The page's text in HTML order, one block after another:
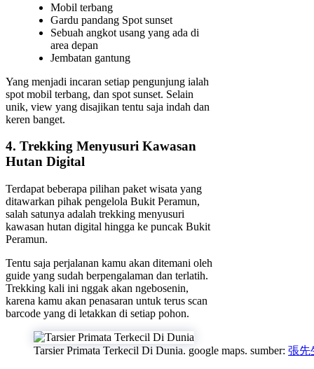
Mobil terbang
Gardu pandang Spot sunset
Sebuah angkot usang yang ada di
area depan
Jembatan gantung
Yang menjadi incaran setiap pengunjung ialah
spot mobil terbang, dan spot sunset. Selain
unik, view yang disajikan tentu saja indah dan
keren banget.
4. Trekking Menyusuri Kawasan
Hutan Digital
Terdapat beberapa pilihan paket wisata yang
ditawarkan pihak pengelola Bukit Peramun,
salah satunya adalah trekking menyusuri
kawasan hutan digital hingga ke puncak Bukit
Peramun.
Tentu saja perjalanan kamu akan ditemani oleh
guide yang sudah berpengalaman dan terlatih.
Trekking kali ini nggak akan ngebosenin,
karena kamu akan penasaran untuk terus scan
barcode yang di letakkan di setiap pohon.
Tarsier Primata Terkecil Di Dunia. google maps. sumber: 張先